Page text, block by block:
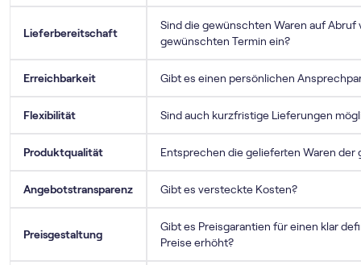
Lieferbereitschaft
Sind die gewünschten Waren auf
gewünschten Termin ein?
Erreichbarkeit Gibt es einen persönlichen
Flexibilität Sind auch kurzfristige Lieferungen
Produktqualität Entsprechen die gelieferten Waren der
Angebotstransparenz Gibt es versteckte Kosten?
Preisgestaltung
Gibt es Preisgarantien für einen klar
Preise erhöht?